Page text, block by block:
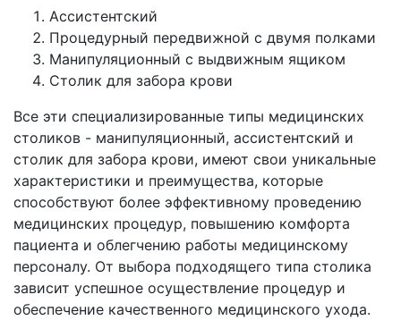
Ассистентский
Процедурный передвижной с двумя полками
Манипуляционный с выдвижным ящиком
Столик для забора крови
Все эти специализированные типы медицинских
столиков - манипуляционный, ассистентский и
столик для забора крови, имеют свои уникальные
характеристики и преимущества, которые
способствуют более эффективному проведению
медицинских процедур, повышению комфорта
пациента и облегчению работы медицинскому
персоналу. От выбора подходящего типа столика
зависит успешное осуществление процедур и
обеспечение качественного медицинского ухода.